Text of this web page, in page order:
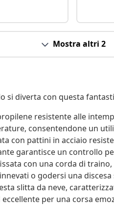
Mostra altri 2
si diverta con questa
resistente alle
consentendone un
con pattini in acciaio
garantisce un controllo
con una corda di
o godersi una
slitta da neve,
per una corsa